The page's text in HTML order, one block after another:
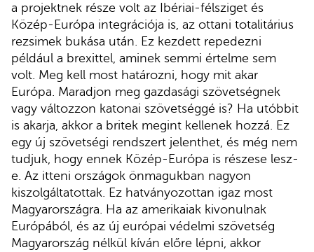
a projektnek része volt az Ibériai-félsziget és
Közép-Európa integrációja is, az ottani totalitárius
rezsimek bukása után. Ez kezdett repedezni
például a brexittel, aminek semmi értelme sem
volt. Meg kell most határozni, hogy mit akar
Európa. Maradjon meg gazdasági szövetségnek
vagy változzon katonai szövetséggé is? Ha utóbbit
is akarja, akkor a britek megint kellenek hozzá. Ez
egy új szövetségi rendszert jelenthet, és még nem
tudjuk, hogy ennek Közép-Európa is részese lesz-
e. Az itteni országok önmagukban nagyon
kiszolgáltatottak. Ez hatványozottan igaz most
Magyarországra. Ha az amerikaiak kivonulnak
Európából, és az új európai védelmi szövetség
Magyarország nélkül kíván előre lépni, akkor